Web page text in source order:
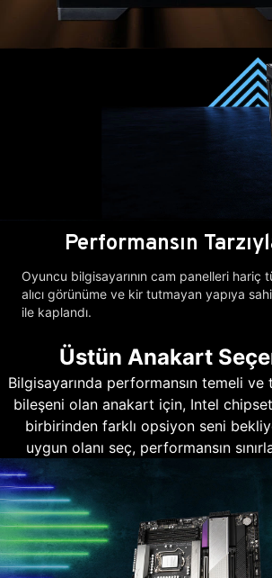
Performansın
Oyuncu bilgisayarının cam panelleri hariç
alıcı görünüme ve kir tutmayan yapıya
ile kaplandı.
Üstün Anakart
Bilgisayarında performansın temeli ve
bileşeni olan anakart için, Intel
birbirinden farklı opsiyon seni
uygun olanı seç, performansın